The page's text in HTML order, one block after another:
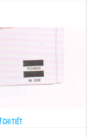
Chi tiết